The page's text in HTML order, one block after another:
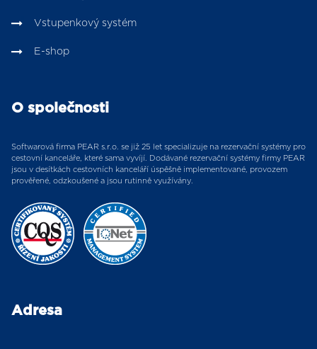
Vstupenkový systém
E-shop
O společnosti
Softwarová firma PEAR s.r.o. se již 25 let specializuje na rezervační systémy pro
cestovní kanceláře, které sama vyvíjí. Dodávané rezervační systémy firmy PEAR
jsou v desítkách cestovních kanceláří úspěšně implementované, provozem
prověřené, odzkoušené a jsou rutinně využívány.
Adresa